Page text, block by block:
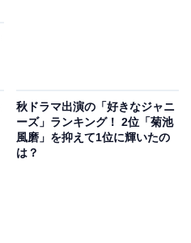
秋ドラマ出演の「好きなジャニ
ーズ」ランキング！ 2位「菊池
風磨」を抑えて1位に輝いたの
は？